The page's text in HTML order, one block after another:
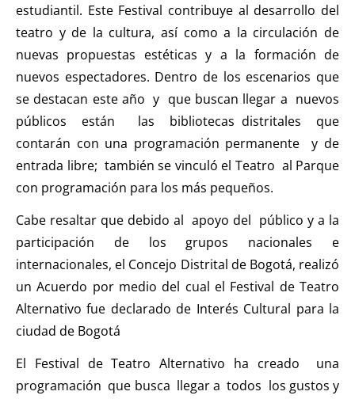
estudiantil. Este Festival contribuye al desarrollo del
teatro y de la cultura, así como a la circulación de
nuevas propuestas estéticas y a la formación de
nuevos espectadores. Dentro de los escenarios que
se destacan este año y que buscan llegar a nuevos
públicos están las bibliotecas distritales que
contarán con una programación permanente y de
entrada libre; también se vinculó el Teatro al Parque
con programación para los más pequeños.
Cabe resaltar que debido al apoyo del público y a la
participación de los grupos nacionales e
internacionales, el Concejo Distrital de Bogotá, realizó
un Acuerdo por medio del cual el Festival de Teatro
Alternativo fue declarado de Interés Cultural para la
ciudad de Bogotá
El Festival de Teatro Alternativo ha creado una
programación que busca llegar a todos los gustos y